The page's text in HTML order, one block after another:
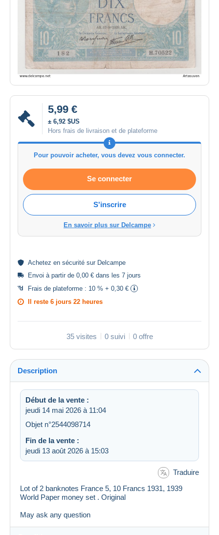
5,99 €
± 6,92 $US
Hors frais de livraison et de plateforme
Pour pouvoir acheter, vous devez vous connecter.
Se connecter
S'inscrire
En savoir plus sur Delcampe
Achetez en sécurité sur Delcampe
Envoi à partir de 0,00 € dans les 7 jours
Frais de plateforme : 10 % + 0,30 €
Il reste 6 jours 22 heures
35 visites 0 suivi 0 offre
Description
Début de la vente :
jeudi 14 mai 2026 à 11:04
Objet n°2544098714
Fin de la vente :
jeudi 13 août 2026 à 15:03
Traduire
Lot of 2 banknotes France 5, 10 Francs 1931, 1939
World Paper money set . Original
May ask any question